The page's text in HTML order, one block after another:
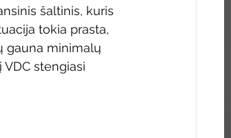
šaltinis, kuris
tokia prasta,
gauna minimalų
stengiasi